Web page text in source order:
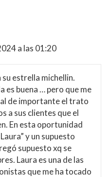
a las 01:20
estrella michellin.
es buena … pero que me
de importante el trato
a sus clientes que el
En esta oportunidad
y un supuesto
supuesto xq se
Laura es una de las
que me ha tocado